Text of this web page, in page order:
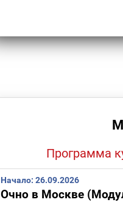
Программа
Начало: 26.09.2026
Очно в Москве